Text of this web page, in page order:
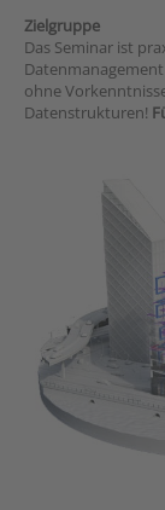
Zielgruppe
Das Seminar ist
ohne
Datenstrukturen!